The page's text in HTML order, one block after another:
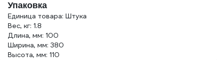
Упаковка
Единица товара: Штука
Вес, кг: 1.8
Длина, мм: 100
Ширина, мм: 380
Высота, мм: 110